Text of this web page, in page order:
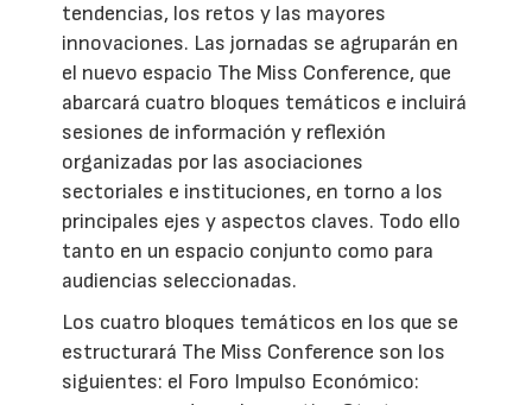
tendencias, los retos y las mayores
innovaciones. Las jornadas se agruparán en
el nuevo espacio The Miss Conference, que
abarcará cuatro bloques temáticos e incluirá
sesiones de información y reflexión
organizadas por las asociaciones
sectoriales e instituciones, en torno a los
principales ejes y aspectos claves. Todo ello
tanto en un espacio conjunto como para
audiencias seleccionadas.
Los cuatro bloques temáticos en los que se
estructurará The Miss Conference son los
siguientes: el Foro Impulso Económico: